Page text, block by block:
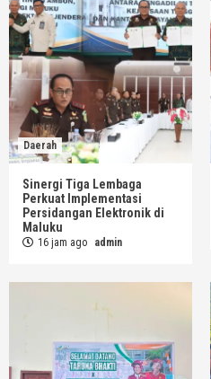
Daerah
Sinergi Tiga Lembaga
Perkuat Implementasi
Persidangan Elektronik di
Maluku
16 jam ago admin